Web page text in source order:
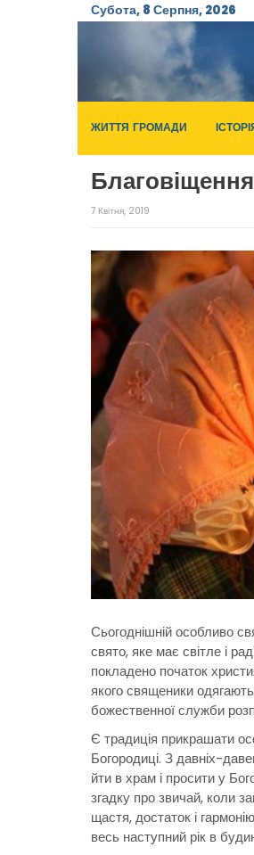
Субота, 8 Серпня, 2026
ЖИТТЯ ГРОМАДИ
7 Квітня, 2019
Сьогоднішній особливо
свято, яке має світле і
покладено початок
якого священики
божественної служби
Є традиція прикрашати
Богородиці. З давніх-
йти в храм і просити у
згадку про звичай, коли
щастя, достаток і
весь наступний рік в